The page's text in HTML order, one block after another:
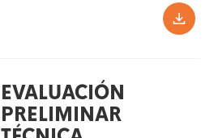
EVALUACIÓN
PRELIMINAR